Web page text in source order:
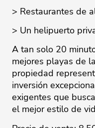
> Restaurantes de
> Un helipuerto
A tan solo 20
mejores playas de
‌propiedad
‌inversión
exigentes ‌que
el mejor ‌estilo de